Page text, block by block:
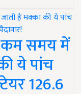
कम समय में
ये पांच
126.6